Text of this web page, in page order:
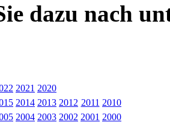
dazu nach
2021 2020
2014 2013 2012 2011 2010
2004 2003 2002 2001 2000